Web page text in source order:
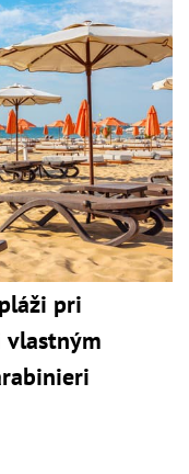
pri
vlastným